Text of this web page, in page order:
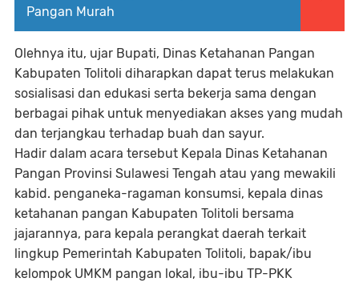
Pangan Murah
Olehnya itu, ujar Bupati, Dinas Ketahanan Pangan
Kabupaten Tolitoli diharapkan dapat terus melakukan
sosialisasi dan edukasi serta bekerja sama dengan
berbagai pihak untuk menyediakan akses yang mudah
dan terjangkau terhadap buah dan sayur.
Hadir dalam acara tersebut Kepala Dinas Ketahanan
Pangan Provinsi Sulawesi Tengah atau yang mewakili
kabid. penganeka-ragaman konsumsi, kepala dinas
ketahanan pangan Kabupaten Tolitoli bersama
jajarannya, para kepala perangkat daerah terkait
lingkup Pemerintah Kabupaten Tolitoli, bapak/ibu
kelompok UMKM pangan lokal, ibu-ibu TP-PKK